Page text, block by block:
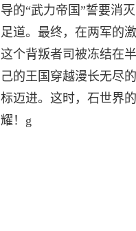
导的“武力帝国”誓要消
足道。最终，在两军的
这个背叛者司被冻结在
己的王国穿越漫长无尽
标迈进。这时，石世界
耀！g